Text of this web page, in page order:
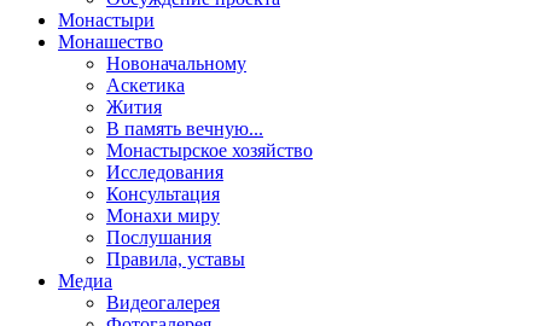
Монастыри
Монашество
Новоначальному
Аскетика
Жития
В память вечную...
Монастырское хозяйство
Исследования
Консультация
Монахи миру
Послушания
Правила, уставы
Медиа
Видеогалерея